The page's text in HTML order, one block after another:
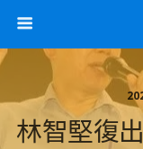
林智堅復